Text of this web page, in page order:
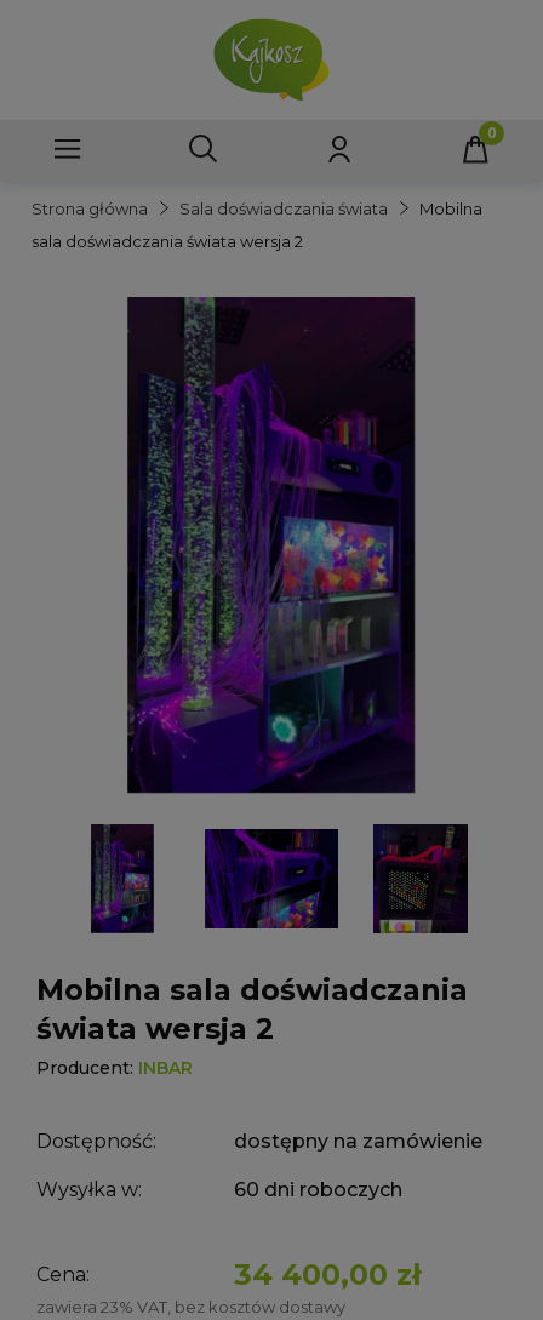
Strona główna Sala doświadczania świata
Mobilna
sala doświadczania świata wersja 2
Mobilna sala doświadczania
świata wersja 2
Producent: INBAR
Dostępność: dostępny na zamówienie
Wysyłka w: 60 dni roboczych
Cena: 34 400,00 zł
zawiera 23% VAT, bez kosztów dostawy